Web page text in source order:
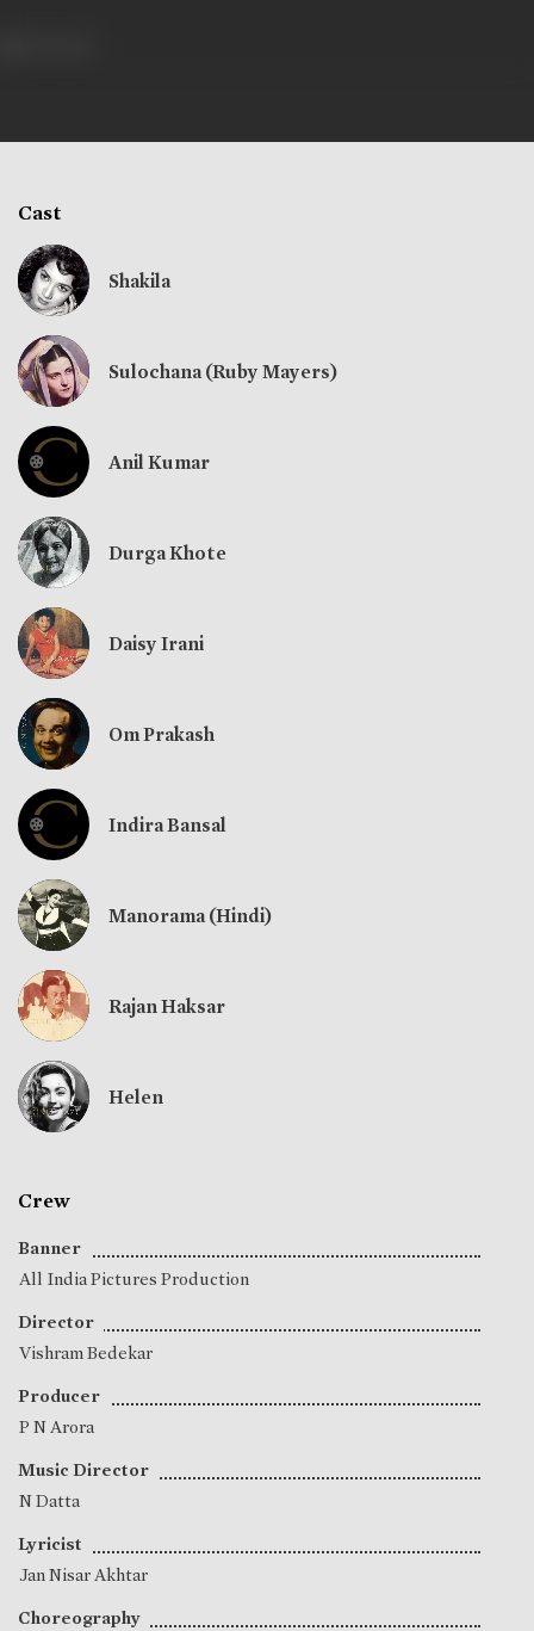
Cast
Shakila
Sulochana (Ruby Mayers)
Anil Kumar
Durga Khote
Daisy Irani
Om Prakash
Indira Bansal
Manorama (Hindi)
Rajan Haksar
Helen
Crew
Banner
All India Pictures Production
Director
Vishram Bedekar
Producer
P N Arora
Music Director
N Datta
Lyricist
Jan Nisar Akhtar
Choreography